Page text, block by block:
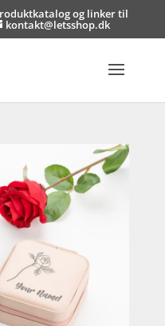
og linker til
kontakt@letsshop.dk